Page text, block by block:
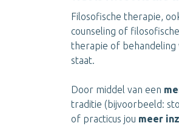
Filosofische therapie,
counseling of
therapie of behandeling
staat.
Door middel van een
traditie (bijvoorbeeld:
of practicus jou meer